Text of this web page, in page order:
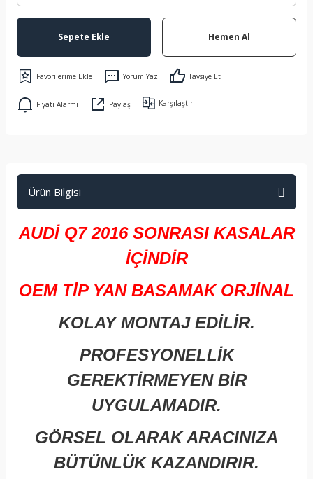
Sepete Ekle Hemen Al
Yorum Yaz Tavsiye Et
Fiyatı Alarmı Paylaş Karşılaştır
Ürün Bilgisi
AUDİ Q7 2016 SONRASI KASALAR
İÇİNDİR
OEM TİP YAN BASAMAK ORJİNAL
KOLAY MONTAJ EDİLİR.
PROFESYONELLİK
GEREKTİRMEYEN BİR
UYGULAMADIR.
GÖRSEL OLARAK ARACINIZA
BÜTÜNLÜK KAZANDIRIR.